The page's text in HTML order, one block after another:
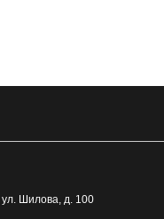
ул. Шилова, д. 100